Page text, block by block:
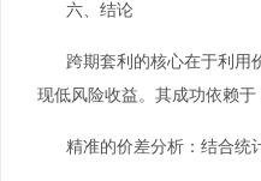
六、结论
跨期套利的核心在于利用
现低风险收益。其成功依赖于
精准的价差分析：结合统